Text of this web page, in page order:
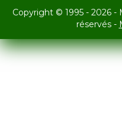
Copyright © 1995 - 2026 -
réservés -